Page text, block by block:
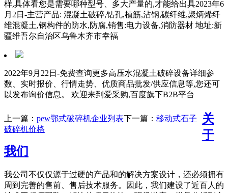
样,具体看您是需要哪种型号、多大产量的,才能给出具2023年6
月2日-主营产品: 混凝土破碎,钻孔,植筋,沾钢,碳纤维,聚炳烯纤
维混凝土,钢构件的防水,防腐,销售:电力设备,消防器材 地址:新
疆维吾尔自治区乌鲁木齐市幸福
2022年9月22日-免费查询更多高压水混凝土破碎设备详细参
数、实时报价、行情走势、优质商品批发/供应信息等,您还可
以发布询价信息。 欢迎来到爱采购,百度旗下B2B平台
上一篇： pew鄂式破碎机企业列表下一篇： 移动式石子
破碎机价格
关
于
我们
我公司不仅仅源于过硬的产品和的解决方案设计，还必须拥有
周到完善的售前、售后技术服务。因此，我们建设了近百人的